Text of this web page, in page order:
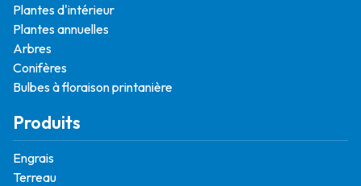
Plantes d'intérieur
Plantes annuelles
Arbres
Conifères
Bulbes à floraison printanière
Produits
Engrais
Terreau